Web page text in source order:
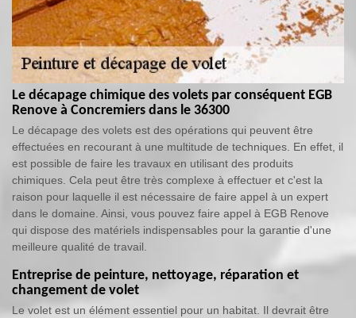
Le décapage chimique des volets par conséquent EGB
Renove à Concremiers dans le 36300
Le décapage des volets est des opérations qui peuvent être
effectuées en recourant à une multitude de techniques. En effet, il
est possible de faire les travaux en utilisant des produits
chimiques. Cela peut être très complexe à effectuer et c'est la
raison pour laquelle il est nécessaire de faire appel à un expert
dans le domaine. Ainsi, vous pouvez faire appel à EGB Renove
qui dispose des matériels indispensables pour la garantie d'une
meilleure qualité de travail.
Entreprise de peinture, nettoyage, réparation et
changement de volet
Le volet est un élément essentiel pour un habitat. Il devrait être